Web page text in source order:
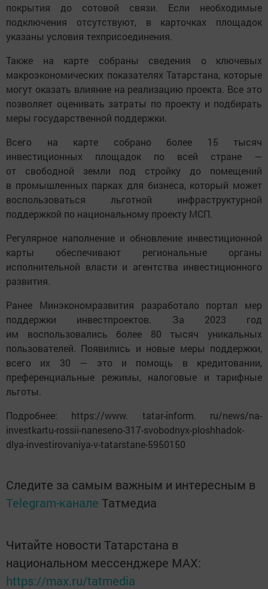
покрытия до сотовой связи. Если необходимые
подключения отсутствуют, в карточках площадок
указаны условия техприсоединения.
Также на карте собраны сведения о ключевых
макроэкономических показателях Татарстана, которые
могут оказать влияние на реализацию проекта. Все это
позволяет оценивать затраты по проекту и подбирать
меры государственной поддержки.
Всего на карте собрано более 15 тысяч
инвестиционных площадок по всей стране —
от свободной земли под стройку до помещений
в промышленных парках для бизнеса, который может
воспользоваться льготной инфраструктурной
поддержкой по национальному проекту МСП.
Регулярное наполнение и обновление инвестиционной
карты обеспечивают региональные органы
исполнительной власти и агентства инвестиционного
развития.
Ранее Минэкономразвития разработало портал мер
поддержки инвестпроектов. За 2023 год
им воспользовались более 80 тысяч уникальных
пользователей. Появились и новые меры поддержки,
всего их 30 — это и помощь в кредитовании,
преференциальные режимы, налоговые и тарифные
льготы.
Подробнее: https://www. tatar-inform. ru/news/na-
investkartu-rossii-naneseno-317-svobodnyx-ploshhadok-
dlya-investirovaniya-v-tatarstane-5950150
Следите за самым важным и интересным в
Telegram-канале Татмедиа
Читайте новости Татарстана в
национальном мессенджере MАХ:
https://max.ru/tatmedia